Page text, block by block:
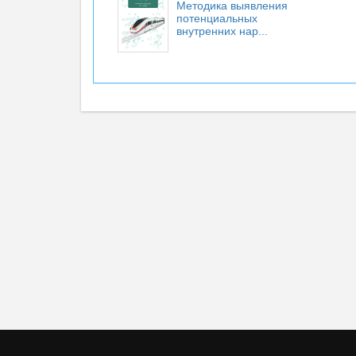
Методика выявления
потенциальных
внутренних нар...